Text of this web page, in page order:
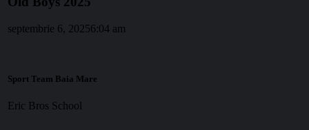
septembrie 6, 20256:04 am
Sport Team Baia Mare
Eric Bros School